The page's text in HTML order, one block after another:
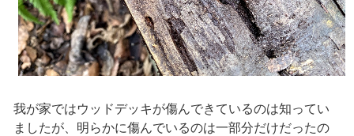
我が家ではウッドデッキが傷んできているのは知ってい
ましたが、明らかに傷んでいるのは一部分だけだったの